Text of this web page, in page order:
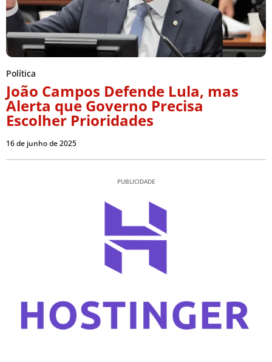
Política
João Campos Defende Lula, mas
Alerta que Governo Precisa
Escolher Prioridades
16 de junho de 2025
PUBLICIDADE